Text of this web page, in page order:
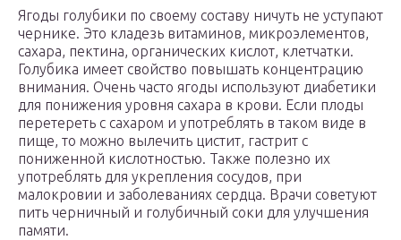
Ягоды голубики по своему составу ничуть не уступают
чернике. Это кладезь витаминов, микроэлементов,
сахара, пектина, органических кислот, клетчатки.
Голубика имеет свойство повышать концентрацию
внимания. Очень часто ягоды используют диабетики
для понижения уровня сахара в крови. Если плоды
перетереть с сахаром и употреблять в таком виде в
пище, то можно вылечить цистит, гастрит с
пониженной кислотностью. Также полезно их
употреблять для укрепления сосудов, при
малокровии и заболеваниях сердца. Врачи советуют
пить черничный и голубичный соки для улучшения
памяти.